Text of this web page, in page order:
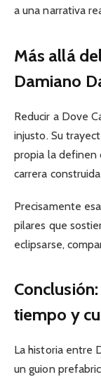
a una narrativa
Más allá
Damiano
Reducir a Dove
injusto. Su
propia la definen
carrera
Precisamente
pilares que
eclipsarse,
tiempo y
La historia entre
un guion